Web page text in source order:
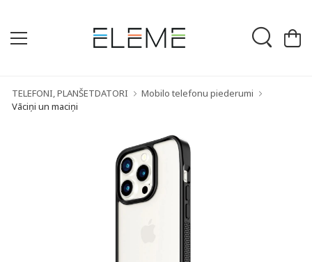
TELEFONI, PLANŠETDATORI
Mobilo telefonu piederumi
Vāciņi un maciņi